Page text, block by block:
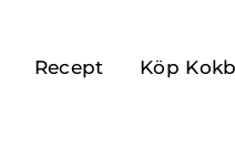
Recept Köp